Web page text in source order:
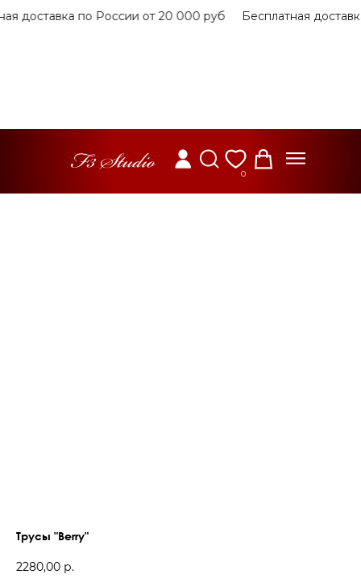
доставка по России от 20 000 руб Бесплатная
0
Трусы "Berry"
2280,00 р.